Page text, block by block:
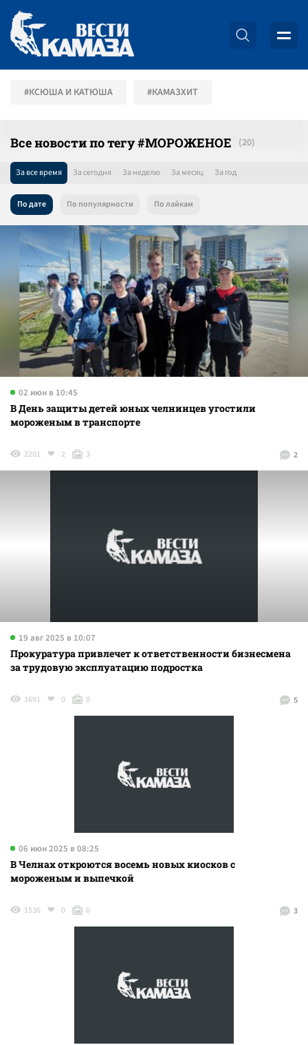
#КСЮША И КАТЮША #КАМАЗХИТ
Все новости по тегу #МОРОЖЕНОЕ
За все время За сегодня За неделю За месяц За год
По дате По популярности По лайкам
02 июн в 10:45
В День защиты детей юных челнинцев угостили
мороженым в транспорте
2
2201 2 3
19 авг 2025 в 10:07
Прокуратура привлечет к ответственности бизнесмена
за трудовую эксплуатацию подростка
5
1691 0 0
06 июн 2025 в 08:25
В Челнах откроются восемь новых киосков с
мороженым и выпечкой
3
1536 0 0